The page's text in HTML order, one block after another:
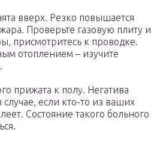
вверх. Резко повышается
Проверьте газовую плиту и
присмотритесь к проводке.
отоплением – изучите
прижата к полу. Негатива
случае, если кто-то из ваших
Состояние такого больного